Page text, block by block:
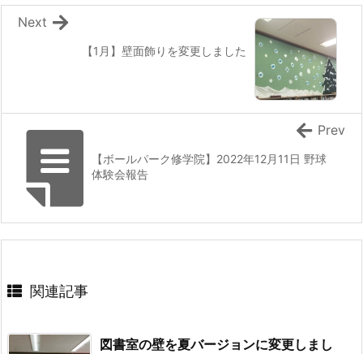
【1月】壁面飾りを変更しました
Next
【ボールパーク修学院】2022年12月11日 野球
体験会報告
Prev
関連記事
図書室の壁を夏バージョンに変更しまし